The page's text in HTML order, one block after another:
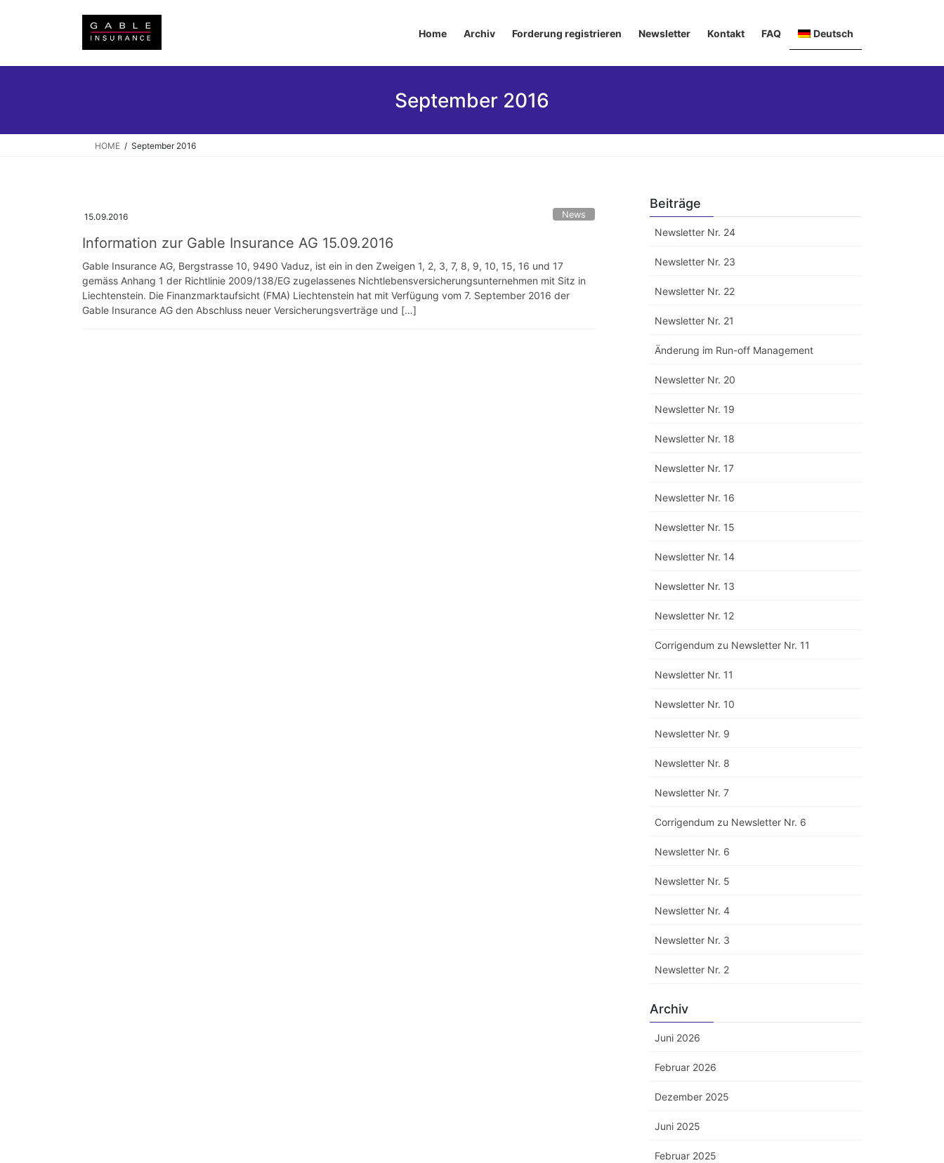
Home Archiv Forderung registrieren Newsletter Kontakt FAQ Deutsch
English
September 2016
HOME September 2016
15.09.2016 News
Information zur Gable Insurance AG 15.09.2016
Gable Insurance AG, Bergstrasse 10, 9490 Vaduz, ist ein in den Zweigen 1, 2, 3, 7, 8, 9, 10, 15, 16 und 17
gemäss Anhang 1 der Richtlinie 2009/138/EG zugelassenes Nichtlebensversicherungsunternehmen mit Sitz in
Liechtenstein. Die Finanzmarktaufsicht (FMA) Liechtenstein hat mit Verfügung vom 7. September 2016 der
Gable Insurance AG den Abschluss neuer Versicherungsverträge und […]
Beiträge
Newsletter Nr. 24
Newsletter Nr. 23
Newsletter Nr. 22
Newsletter Nr. 21
Änderung im Run-off Management
Newsletter Nr. 20
Newsletter Nr. 19
Newsletter Nr. 18
Newsletter Nr. 17
Newsletter Nr. 16
Newsletter Nr. 15
Newsletter Nr. 14
Newsletter Nr. 13
Newsletter Nr. 12
Corrigendum zu Newsletter Nr. 11
Newsletter Nr. 11
Newsletter Nr. 10
Newsletter Nr. 9
Newsletter Nr. 8
Newsletter Nr. 7
Corrigendum zu Newsletter Nr. 6
Newsletter Nr. 6
Newsletter Nr. 5
Newsletter Nr. 4
Newsletter Nr. 3
Newsletter Nr. 2
Archiv
Juni 2026
Februar 2026
Dezember 2025
Juni 2025
Februar 2025